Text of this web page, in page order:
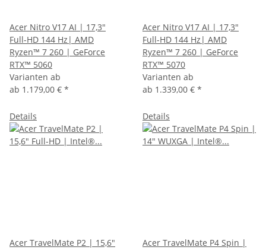
Acer Nitro V17 AI | 17,3"
Full-HD 144 Hz| AMD
Ryzen™ 7 260 | GeForce
RTX™ 5060
Varianten ab
ab 1.179,00 € *
Details
Acer Nitro V17 AI | 17,3"
Full-HD 144 Hz| AMD
Ryzen™ 7 260 | GeForce
RTX™ 5070
Varianten ab
ab 1.339,00 € *
Details
Acer TravelMate P2 | 15,6"
Acer TravelMate P4 Spin |